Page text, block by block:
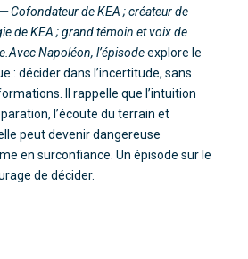
—Cofondateur de KEA ; créateur de
de KEA ; grand témoin et voix de
Napoléon, l’épisodeexplore le
: décider dans l’incertitude, sans
Il rappelle que l’intuition
l’écoute du terrain et
peut devenir dangereuse
en surconfiance. Un épisode sur le
de décider.